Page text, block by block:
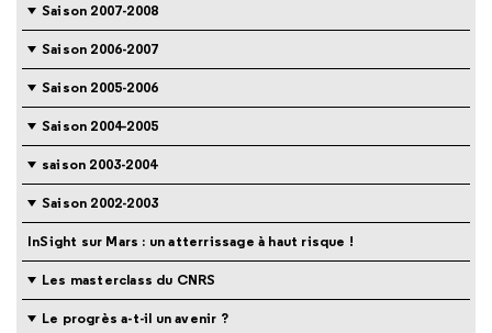
Saison 2007-2008
Saison 2006-2007
Saison 2005-2006
Saison 2004-2005
saison 2003-2004
Saison 2002-2003
InSight sur Mars : un atterrissage à haut risque !
Les masterclass du CNRS
Le progrès a-t-il un avenir ?